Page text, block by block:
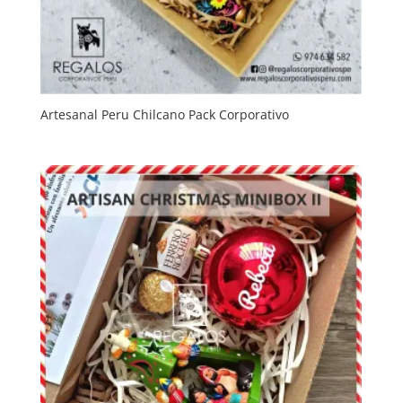
Artesanal Peru Chilcano Pack Corporativo